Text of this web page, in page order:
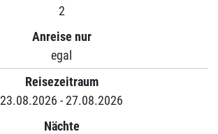
2
Anreise nur
egal
Reisezeitraum
23.08.2026 - 27.08.2026
Nächte